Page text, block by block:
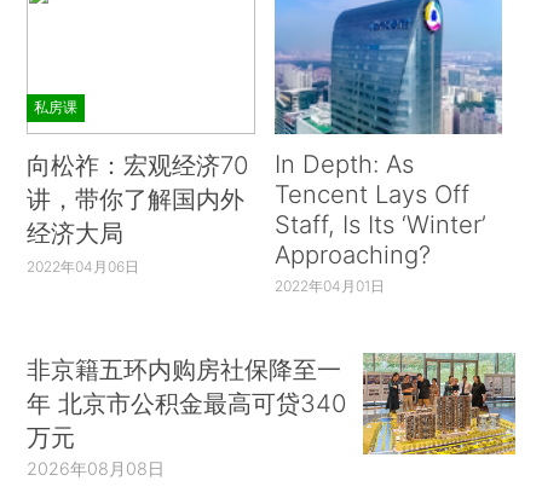
私房课
向松祚：宏观经济70
讲，带你了解国内外
经济大局
2022年04月06日
In Depth: As
Tencent Lays Off
Staff, Is Its ‘Winter’
Approaching?
2022年04月01日
非京籍五环内购房社保降至一
年 北京市公积金最高可贷340
万元
2026年08月08日